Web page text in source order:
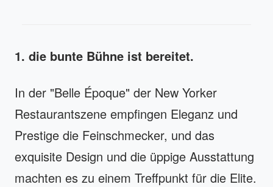
1. die bunte Bühne ist bereitet.
In der "Belle Époque" der New Yorker
Restaurantszene empfingen Eleganz und
Prestige die Feinschmecker, und das
exquisite Design und die üppige Ausstattung
machten es zu einem Treffpunkt für die Elite.